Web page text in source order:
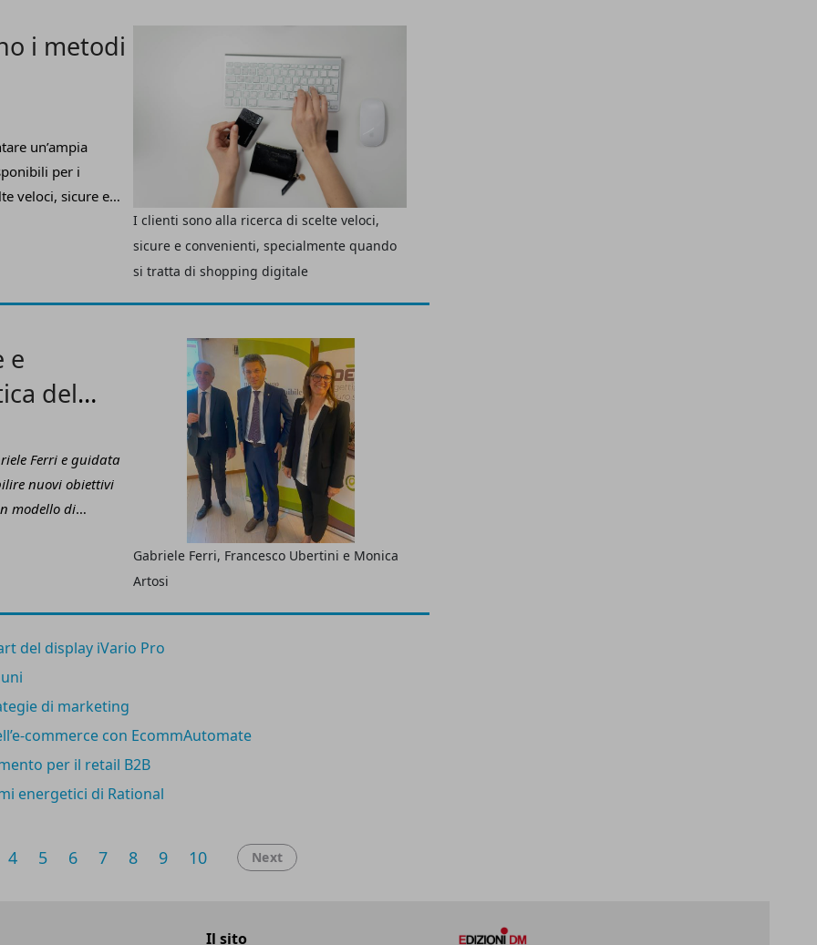
un elemento
mediante queste
a seconda
i metodi
un’ampia
per i
veloci, sicure e
I clienti sono alla ricerca di scelte veloci,
sicure e convenienti, specialmente quando
si tratta di shopping digitale
e
del
Ferri e guidata
nuovi obiettivi
modello di
Gabriele Ferri, Francesco Ubertini e Monica
Artosi
del display iVario Pro
di marketing
commerce con EcommAutomate
per il retail B2B
energetici di Rational
4 5 6 7 8 9 10 Next
Il sito